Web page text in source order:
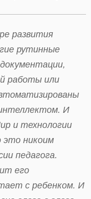
развития
рутинные
работы или
И
и технологии
это никоим
педагога.
его
с ребенком. И